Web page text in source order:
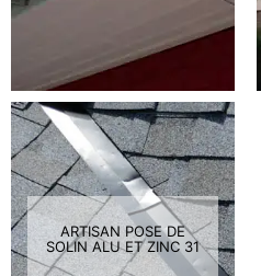
ARTISAN POSE DE
SOLIN ALU ET ZINC 31